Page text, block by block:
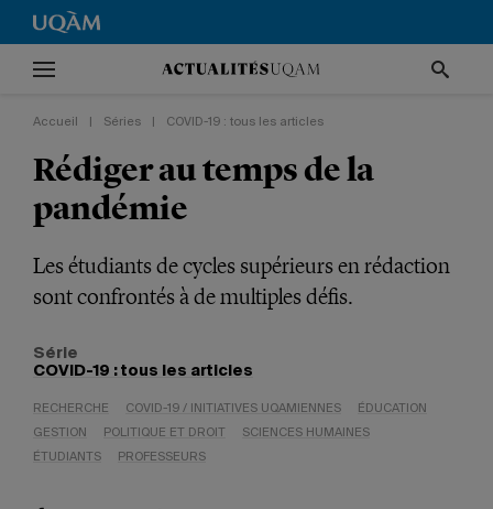
Accueil Séries COVID-19 : tous les articles
Rédiger au temps de la
pandémie
Les étudiants de cycles supérieurs en rédaction
sont confrontés à de multiples défis.
Série
COVID-19 : tous les articles
RECHERCHE COVID-19 / INITIATIVES UQAMIENNES
ÉDUCATION
GESTION
POLITIQUE ET DROIT
SCIENCES HUMAINES
ÉTUDIANTS
PROFESSEURS